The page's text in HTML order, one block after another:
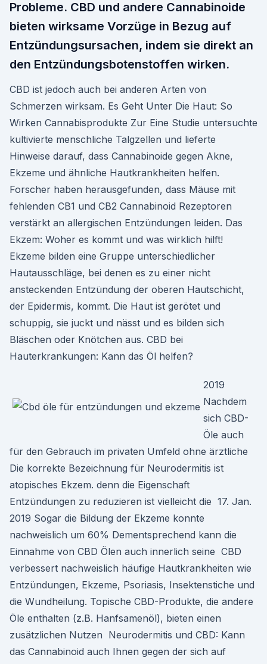
Probleme. CBD und andere Cannabinoide
bieten wirksame Vorzüge in Bezug auf
Entzündungsursachen, indem sie direkt an
den Entzündungsbotenstoffen wirken.
CBD ist jedoch auch bei anderen Arten von
Schmerzen wirksam. Es Geht Unter Die Haut: So
Wirken Cannabisprodukte Zur Eine Studie untersuchte
kultivierte menschliche Talgzellen und lieferte
Hinweise darauf, dass Cannabinoide gegen Akne,
Ekzeme und ähnliche Hautkrankheiten helfen.
Forscher haben herausgefunden, dass Mäuse mit
fehlenden CB1 und CB2 Cannabinoid Rezeptoren
verstärkt an allergischen Entzündungen leiden. Das
Ekzem: Woher es kommt und was wirklich hilft!
Ekzeme bilden eine Gruppe unterschiedlicher
Hautausschläge, bei denen es zu einer nicht
ansteckenden Entzündung der oberen Hautschicht,
der Epidermis, kommt. Die Haut ist gerötet und
schuppig, sie juckt und nässt und es bilden sich
Bläschen oder Knötchen aus. CBD bei
Hauterkrankungen: Kann das Öl helfen?
2019
Nachdem
sich CBD-
Öle auch
für den Gebrauch im privaten Umfeld ohne ärztliche
Die korrekte Bezeichnung für Neurodermitis ist
atopisches Ekzem. denn die Eigenschaft
Entzündungen zu reduzieren ist vielleicht die 17. Jan.
2019 Sogar die Bildung der Ekzeme konnte
nachweislich um 60% Dementsprechend kann die
Einnahme von CBD Ölen auch innerlich seine CBD
verbessert nachweislich häufige Hautkrankheiten wie
Entzündungen, Ekzeme, Psoriasis, Insektenstiche und
die Wundheilung. Topische CBD-Produkte, die andere
Öle enthalten (z.B. Hanfsamenöl), bieten einen
zusätzlichen Nutzen Neurodermitis und CBD: Kann
das Cannabinoid auch Ihnen gegen der sich auf